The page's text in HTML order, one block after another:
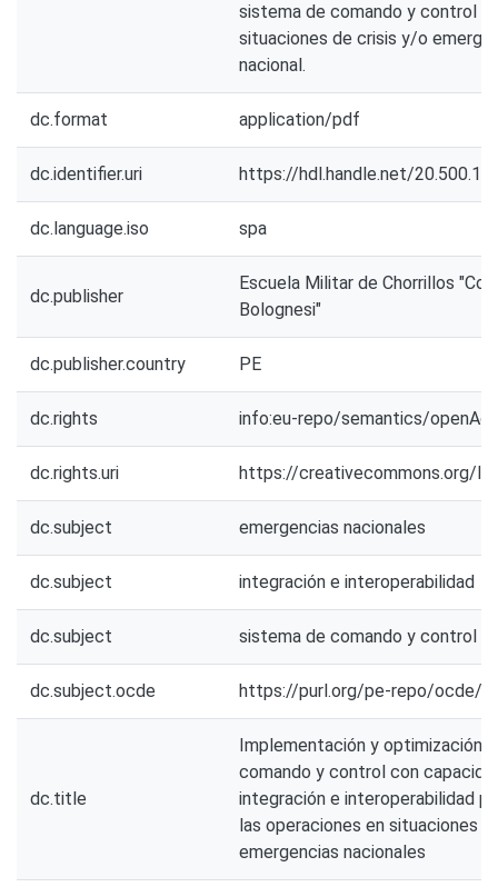
sistema de comando y control
situaciones de crisis y/o
nacional.
dc.format application/pdf
dc.identifier.uri https://hdl.handle.net/
dc.language.iso spa
dc.publisher
Escuela Militar de Chorrillos
Bolognesi"
dc.publisher.country PE
dc.rights info:eu-repo/semantics/
dc.rights.uri https://creativecommons.org/
dc.subject emergencias nacionales
dc.subject integración e interoperabilidad
dc.subject sistema de comando y control
dc.subject.ocde https://purl.org/pe-repo/ocde/
dc.title
Implementación y optimización
comando y control con
integración e interoperabilidad
las operaciones en situaciones
emergencias nacionales